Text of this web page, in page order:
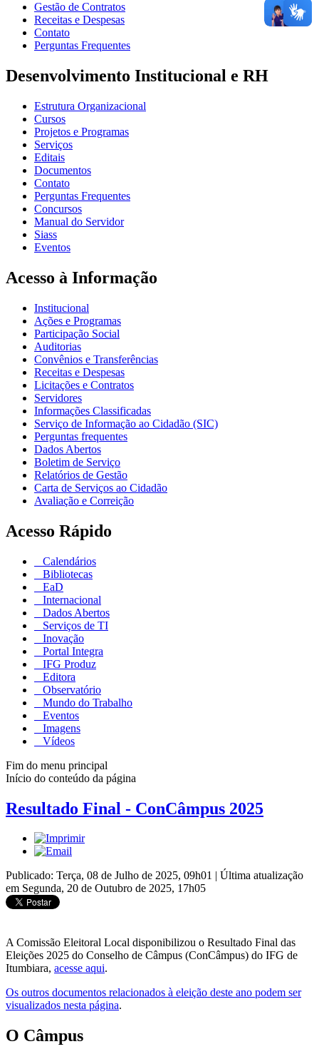
Gestão de Contratos
Receitas e Despesas
Contato
Perguntas Frequentes
Desenvolvimento Institucional e RH
Estrutura Organizacional
Cursos
Projetos e Programas
Serviços
Editais
Documentos
Contato
Perguntas Frequentes
Concursos
Manual do Servidor
Siass
Eventos
Acesso à Informação
Institucional
Ações e Programas
Participação Social
Auditorias
Convênios e Transferências
Receitas e Despesas
Licitações e Contratos
Servidores
Informações Classificadas
Serviço de Informação ao Cidadão (SIC)
Perguntas frequentes
Dados Abertos
Boletim de Serviço
Relatórios de Gestão
Carta de Serviços ao Cidadão
Avaliação e Correição
Acesso Rápido
Calendários
Bibliotecas
EaD
Internacional
Dados Abertos
Serviços de TI
Inovação
Portal Integra
IFG Produz
Editora
Observatório
Mundo do Trabalho
Eventos
Imagens
Vídeos
Fim do menu principal
Início do conteúdo da página
Resultado Final - ConCâmpus 2025
Publicado: Terça, 08 de Julho de 2025, 09h01 | Última atualização
em Segunda, 20 de Outubro de 2025, 17h05
A Comissão Eleitoral Local disponibilizou o Resultado Final das
Eleições 2025 do Conselho de Câmpus (ConCâmpus) do IFG de
Itumbiara, acesse aqui.
Os outros documentos relacionados à eleição deste ano podem ser
visualizados nesta página.
O Câmpus